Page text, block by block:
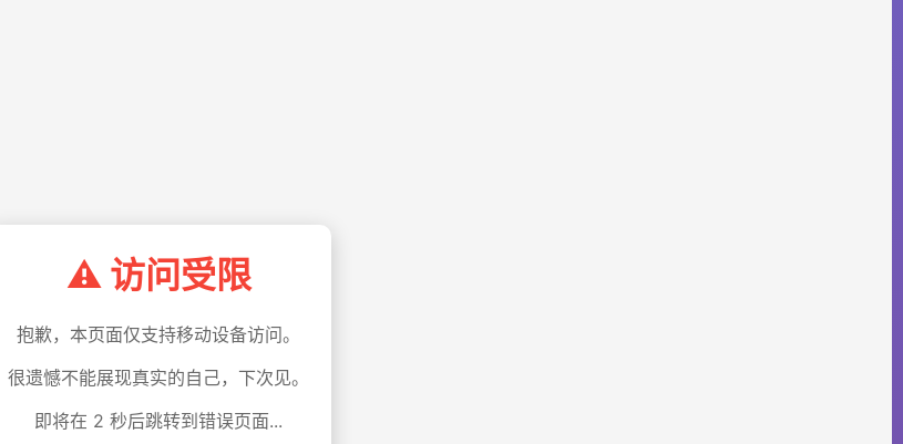
⚠️ 访问受限
抱歉，本页面仅支持移动设备访问。
很遗憾不能展现真实的自己，下次见。
即将在1秒后跳转到错误页面...